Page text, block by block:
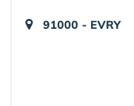
91000 - EVRY